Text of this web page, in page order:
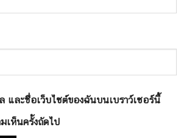
และชื่อเว็บไซต์ของฉันบนเบราว์เซอร์นี้
เห็นครั้งถัดไป